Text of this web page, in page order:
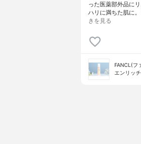
った医薬部外品に
ハリに満ちた肌に
きを見る
FANCL(フ
エンリッ